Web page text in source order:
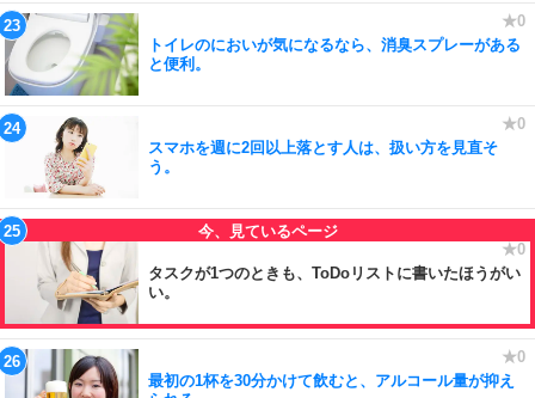
トイレのにおいが気になるなら、消臭スプレーがある
と便利。
スマホを週に2回以上落とす人は、扱い方を見直そ
う。
タスクが1つのときも、ToDoリストに書いたほうがい
い。
最初の1杯を30分かけて飲むと、アルコール量が抑え